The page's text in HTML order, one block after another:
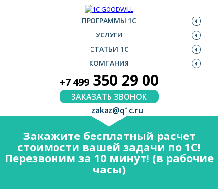
ПРОГРАММЫ 1С
УСЛУГИ
СТАТЬИ 1С
КОМПАНИЯ
+7 499 350 29 00
ЗАКАЗАТЬ ЗВОНОК
zakaz@q1c.ru
Закажите бесплатный расчет
стоимости вашей задачи по 1С!
Перезвоним за 10 минут! (в рабочие
часы)